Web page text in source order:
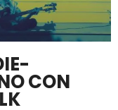
CON